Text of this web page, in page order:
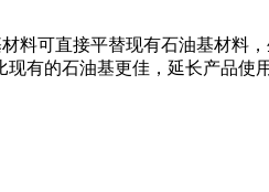
料可直接平替现有石油基材
有的石油基更佳，延长产品使用